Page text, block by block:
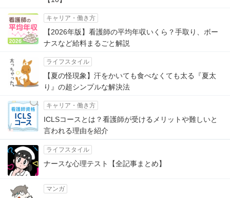
キャリア・働き方
【2026年版】看護師の平均年収いくら？手取り、ボー
ナスなど給料まるごと解説
ライフスタイル
【夏の怪現象】汗をかいても食べなくても太る『夏太
り』の超シンプルな解決法
キャリア・働き方
ICLSコースとは？看護師が受けるメリットや難しいと
言われる理由を紹介
ライフスタイル
ナースな心理テスト【全記事まとめ】
マンガ